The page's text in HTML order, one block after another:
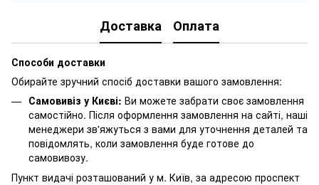
Доставка Оплата
Способи доставки
Обирайте зручний спосіб доставки вашого замовлення:
Самовивіз у Києві: Ви можете забрати своє замовлення
самостійно. Після оформлення замовлення на сайті, наші
менеджери зв'яжуться з вами для уточнення деталей та
повідомлять, коли замовлення буде готове до
самовивозу.
Пункт видачі розташований у м. Київ, за адресою проспект